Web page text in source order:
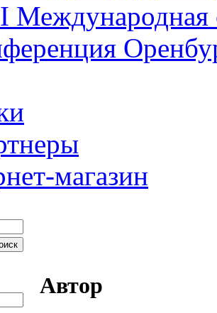
Международная
магазин
Автор